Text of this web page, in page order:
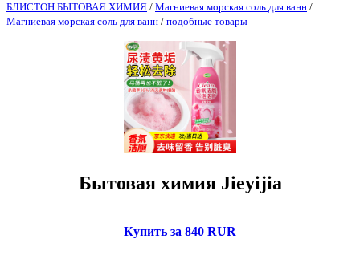
БЛИСТОН БЫТОВАЯ ХИМИЯ / Магниевая морская соль для ванн /
Магниевая морская соль для ванн / подобные товары
Бытовая химия Jieyijia
Купить за 840 RUR